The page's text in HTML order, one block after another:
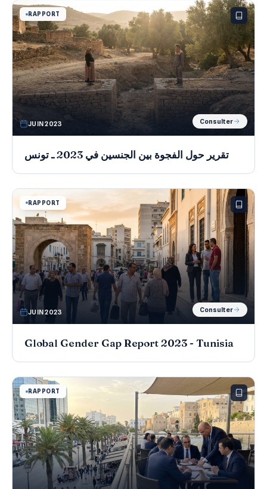
RAPPORT
JUIN 2023 Consulter
تقرير حول الفجوة بين الجنسين في 2023 ـ تونس
RAPPORT
JUIN 2023 Consulter
Global Gender Gap Report 2023 - Tunisia
RAPPORT